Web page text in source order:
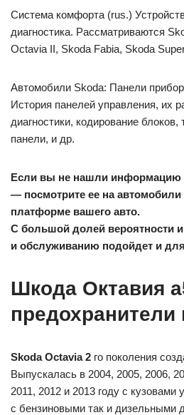
Cистема комфорта (rus.)
диагностика. Рассматриваются
Octavia II, Skoda Fabia, Skoda
Автомобили Skoda: Панели
История панелей управления, их
диагностики, кодирование
панели, и др.
Если вы не нашли информацию
— посмотрите ее на
платформе вашего авто.
С большой долей вероятности
и обслуживанию подойдет и
Шкода Октавия
предохранители
Skoda Octavia 2 го поколения
Выпускалась в 2004, 2005, 2006,
2011, 2012 и 2013 году с кузовами
с бензиновыми так и дизельными